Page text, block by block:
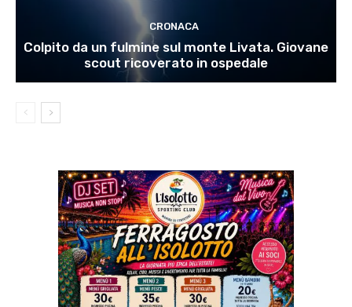
CRONACA
Colpito da un fulmine sul monte Livata. Giovane
scout ricoverato in ospedale